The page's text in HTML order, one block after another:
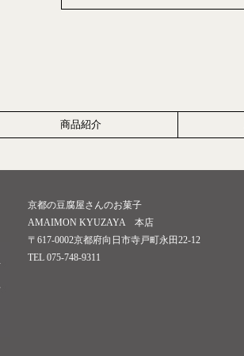
商品紹介
京都の豆腐屋さんのお菓子
AMAIMON KYUZAYA 本店
〒617-0002京都府向日市寺戸町永田22-12
TEL 075-748-9311